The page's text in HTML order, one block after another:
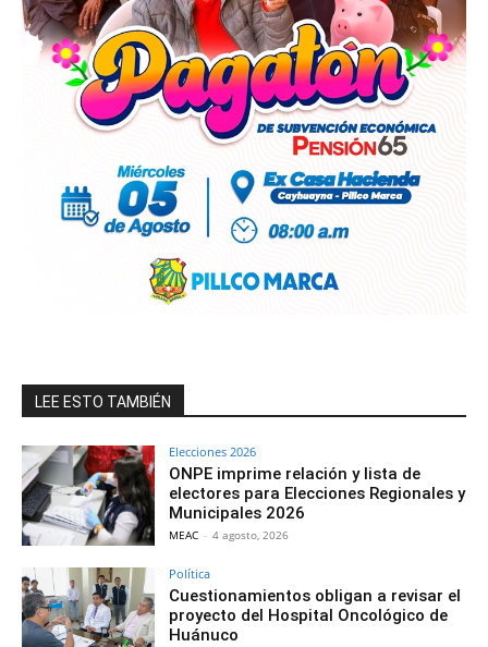
LEE ESTO TAMBIÉN
Elecciones 2026
ONPE imprime relación y lista de
electores para Elecciones Regionales y
Municipales 2026
MEAC - 4 agosto, 2026
Política
Cuestionamientos obligan a revisar el
proyecto del Hospital Oncológico de
Huánuco